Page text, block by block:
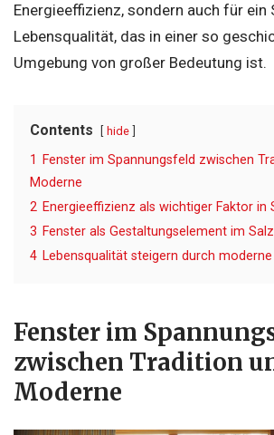
Energieeffizienz, sondern auch für ein
Lebensqualität, das in einer so
Umgebung von großer Bedeutung ist.
Contents hide
1
Fenster im Spannungsfeld zwischen
Moderne
2 Energieeffizienz als wichtiger Faktor in
3 Fenster als Gestaltungselement im
4 Lebensqualität steigern durch
Fenster im
zwischen Tradition
Moderne